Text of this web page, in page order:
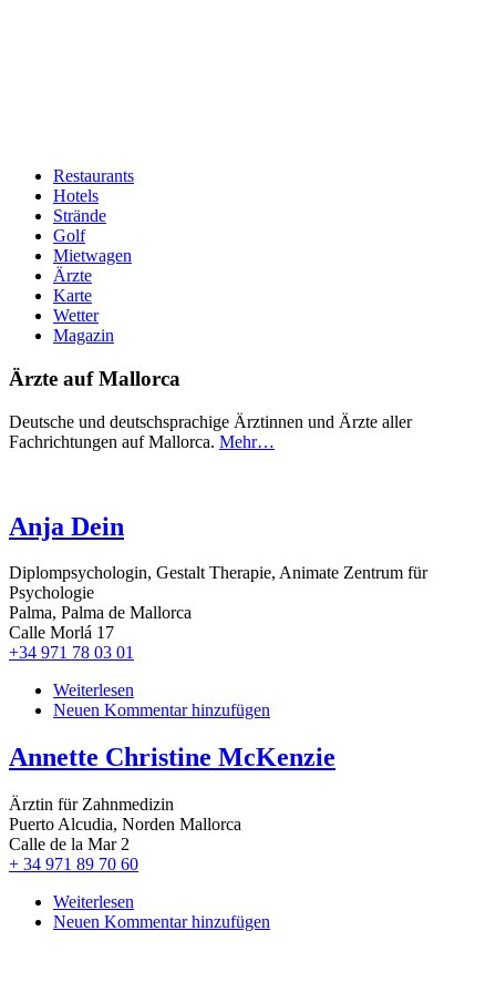
Hauptnavigation
Restaurants
Hotels
Strände
Golf
Mietwagen
Ärzte
Karte
Wetter
Magazin
Ärzte auf Mallorca
Deutsche und deutschsprachige Ärztinnen und Ärzte aller
Fachrichtungen auf Mallorca. Mehr…
Anja Dein
Diplompsychologin, Gestalt Therapie, Animate Zentrum für
Psychologie
Palma, Palma de Mallorca
Calle Morlá 17
+34 971 78 03 01
Weiterlesen
Anja
Neuen Kommentar hinzufügen
Annette Christine McKenzie
Ärztin für Zahnmedizin
Puerto Alcudia, Norden Mallorca
Calle de la Mar 2
+ 34 971 89 70 60
Weiterlesen
Annette
Neuen Kommentar hinzufügen